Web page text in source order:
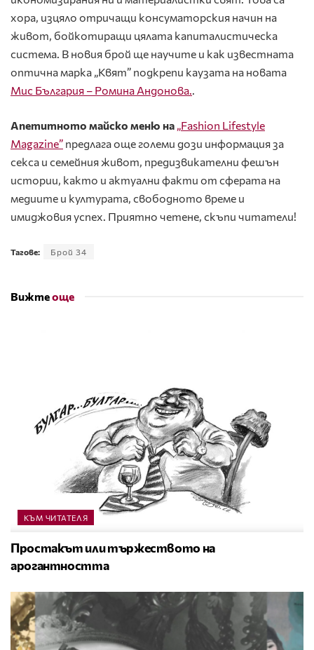
хора, изцяло отричащи консуматорския начин на
живот, бойкотиращи цялата капиталистическа
система. В новия брой ще научите и как известната
оптична марка „Квят” подкрепи каузата на новата
Мис България – Ромина Андонова.
Апетитното майско меню на „Fashion Lifestyle
Magazine” предлага още големи дози информация за
секса и семейния живот, предизвикателни фешън
истории, както и актуални факти от сферата на
медиите и културата, свободното време и
имиджовия успех. Приятно четене, скъпи читатели!
Тагове: Брой 34
Вижтеоще
КЪМ ЧИТАТЕЛЯ
Простакът или тържеството на
арогантността